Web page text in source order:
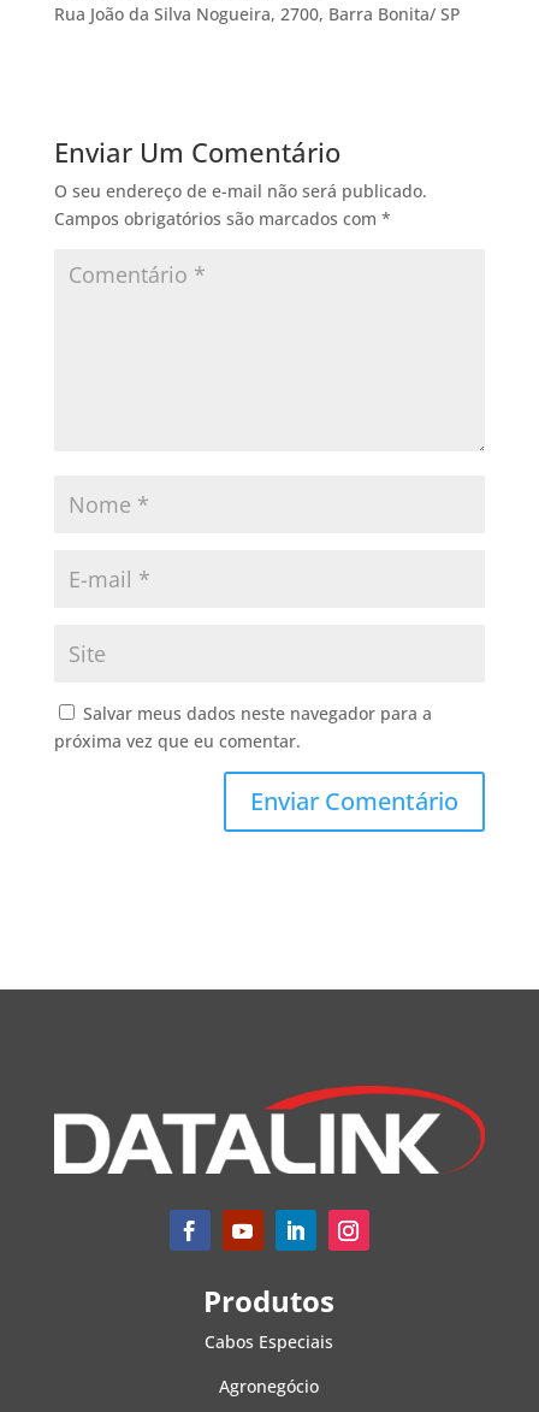
Rua João da Silva Nogueira, 2700, Barra Bonita/ SP
Enviar Um Comentário
O seu endereço de e-mail não será publicado.
Campos obrigatórios são marcados com *
Salvar meus dados neste navegador para a
próxima vez que eu comentar.
Produtos
Cabos Especiais
Agronegócio